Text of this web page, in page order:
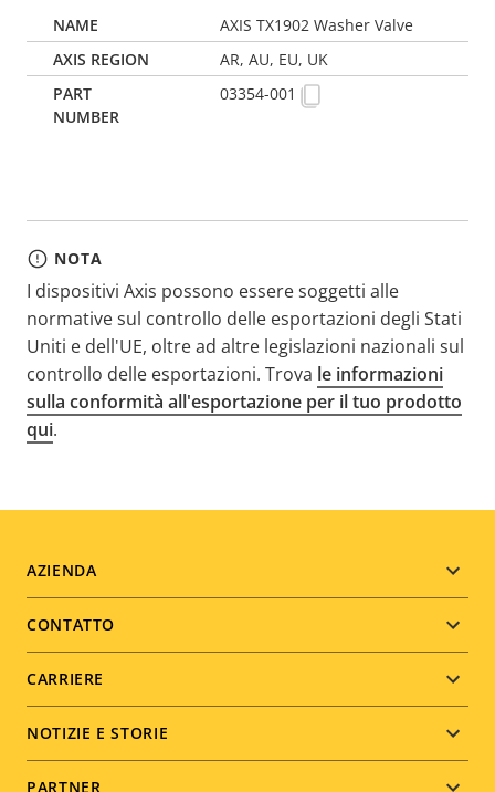
AXIS TX1902 Washer Valve
AR, AU, EU, UK
03354-001
NOTA
I dispositivi Axis possono essere soggetti alle
normative sul controllo delle esportazioni degli Stati
Uniti e dell'UE, oltre ad altre legislazioni nazionali sul
controllo delle esportazioni. Trova le informazioni
sulla conformità all'esportazione per il tuo prodotto
qui.
Footer
menu
AZIENDA
CONTATTO
CARRIERE
NOTIZIE E STORIE
PARTNER